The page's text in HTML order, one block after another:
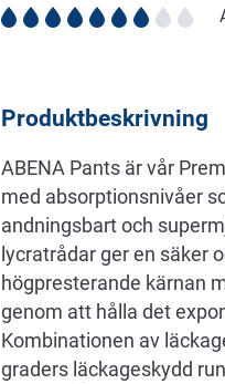
Produktbeskrivning
ABENA Pants är vår
med absorptionsnivåer
andningsbart och
lycratrådar ger en säker
högpresterande kärnan
genom att hålla det
Kombinationen av
graders läckageskydd